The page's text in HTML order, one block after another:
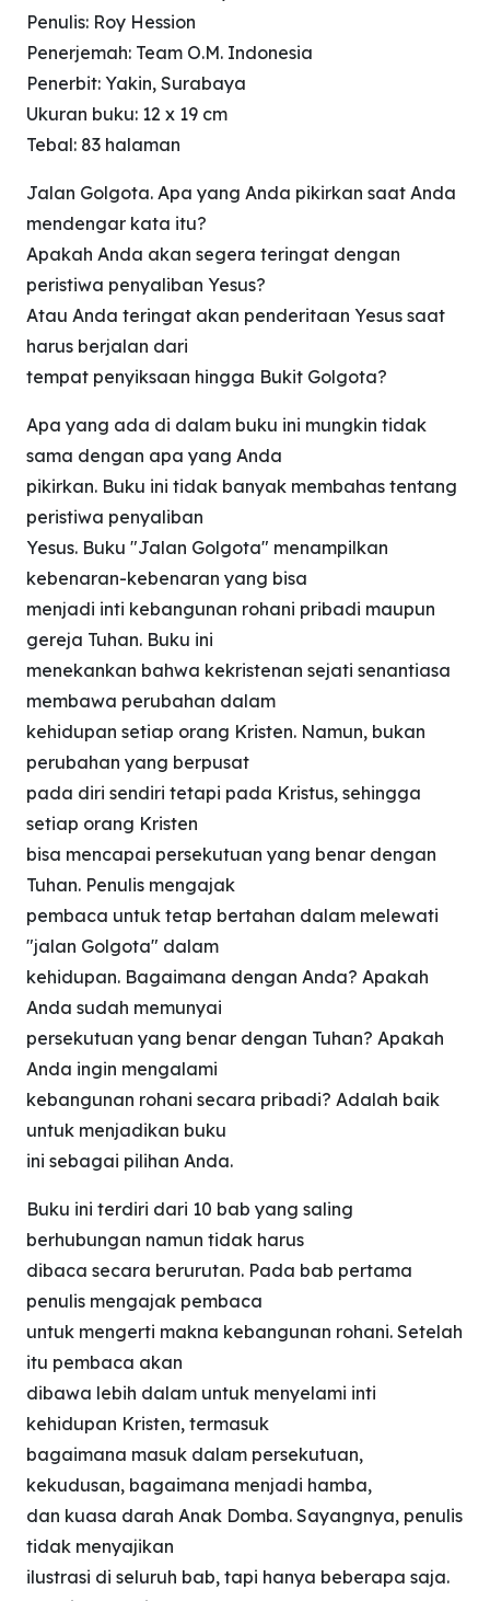
Penulis: Roy Hession
Penerjemah: Team O.M. Indonesia
Penerbit: Yakin, Surabaya
Ukuran buku: 12 x 19 cm
Tebal: 83 halaman
Jalan Golgota. Apa yang Anda pikirkan saat Anda
mendengar kata itu?
Apakah Anda akan segera teringat dengan
peristiwa penyaliban Yesus?
Atau Anda teringat akan penderitaan Yesus saat
harus berjalan dari
tempat penyiksaan hingga Bukit Golgota?
Apa yang ada di dalam buku ini mungkin tidak
sama dengan apa yang Anda
pikirkan. Buku ini tidak banyak membahas tentang
peristiwa penyaliban
Yesus. Buku "Jalan Golgota" menampilkan
kebenaran-kebenaran yang bisa
menjadi inti kebangunan rohani pribadi maupun
gereja Tuhan. Buku ini
menekankan bahwa kekristenan sejati senantiasa
membawa perubahan dalam
kehidupan setiap orang Kristen. Namun, bukan
perubahan yang berpusat
pada diri sendiri tetapi pada Kristus, sehingga
setiap orang Kristen
bisa mencapai persekutuan yang benar dengan
Tuhan. Penulis mengajak
pembaca untuk tetap bertahan dalam melewati
"jalan Golgota" dalam
kehidupan. Bagaimana dengan Anda? Apakah
Anda sudah memunyai
persekutuan yang benar dengan Tuhan? Apakah
Anda ingin mengalami
kebangunan rohani secara pribadi? Adalah baik
untuk menjadikan buku
ini sebagai pilihan Anda.
Buku ini terdiri dari 10 bab yang saling
berhubungan namun tidak harus
dibaca secara berurutan. Pada bab pertama
penulis mengajak pembaca
untuk mengerti makna kebangunan rohani. Setelah
itu pembaca akan
dibawa lebih dalam untuk menyelami inti
kehidupan Kristen, termasuk
bagaimana masuk dalam persekutuan,
kekudusan, bagaimana menjadi hamba,
dan kuasa darah Anak Domba. Sayangnya, penulis
tidak menyajikan
ilustrasi di seluruh bab, tapi hanya beberapa saja.